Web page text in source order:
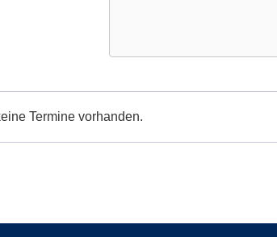
Maps
Karte
DAV
Termine vorhanden.